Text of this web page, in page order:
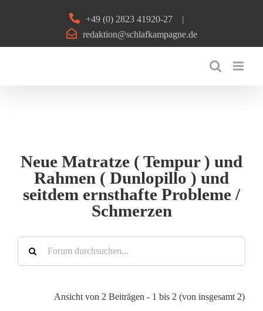
+49 (0) 2823 41920-27
|
redaktion@schlafkampagne.de
Neue Matratze ( Tempur ) und
Rahmen ( Dunlopillo ) und
seitdem ernsthafte Probleme /
Schmerzen
Ansicht von 2 Beiträgen - 1 bis 2 (von insgesamt 2)